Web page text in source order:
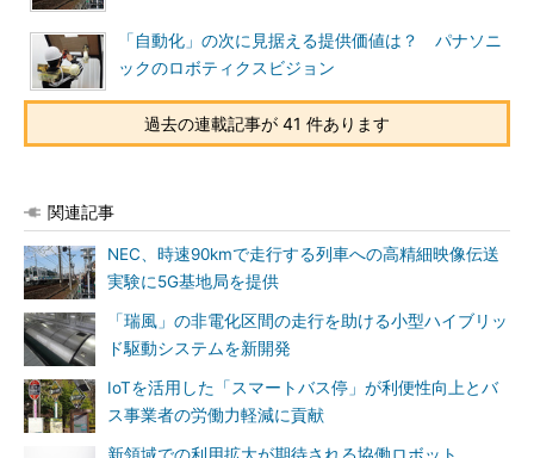
「自動化」の次に見据える提供価値は？ パナソニ
ックのロボティクスビジョン
過去の連載記事が 41 件あります
関連記事
NEC、時速90kmで走行する列車への高精細映像伝送
実験に5G基地局を提供
「瑞風」の非電化区間の走行を助ける小型ハイブリッ
ド駆動システムを新開発
IoTを活用した「スマートバス停」が利便性向上とバ
ス事業者の労働力軽減に貢献